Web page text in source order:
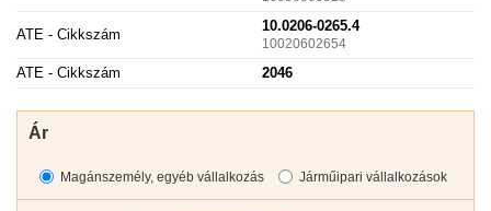
ATE - Cikkszám
10.0206-0265.4
10020602654
ATE - Cikkszám 2046
Ár
Magánszemély, egyéb vállalkozás Járműipari vállalkozások